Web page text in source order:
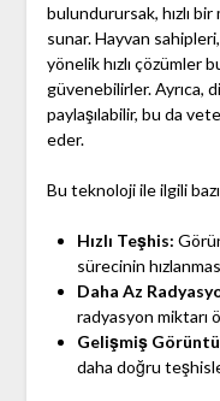
bulundurursak, hızlı
sunar. Hayvan
yönelik hızlı çözümler
güvenebilirler. Ayrıca,
paylaşılabilir, bu da
eder.
Bu teknoloji ile ilgili
Hızlı Teşhis:
sürecinin
Daha Az
radyasyon miktarı
Gelişmiş
daha doğru